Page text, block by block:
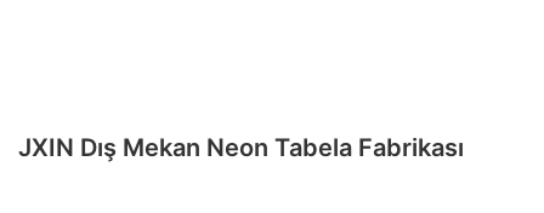
JXIN Dış Mekan Neon Tabela Fabrikası